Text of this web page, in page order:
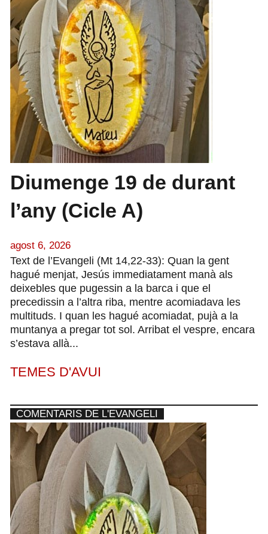
Diumenge 19 de durant
l’any (Cicle A)
agost 6, 2026
Text de l’Evangeli (Mt 14,22-33): Quan la gent
hagué menjat, Jesús immediatament manà als
deixebles que pugessin a la barca i que el
precedissin a l’altra riba, mentre acomiadava les
multituds. I quan les hagué acomiadat, pujà a la
muntanya a pregar tot sol. Arribat el vespre, encara
s’estava allà...
TEMES D'AVUI
COMENTARIS DE L'EVANGELI